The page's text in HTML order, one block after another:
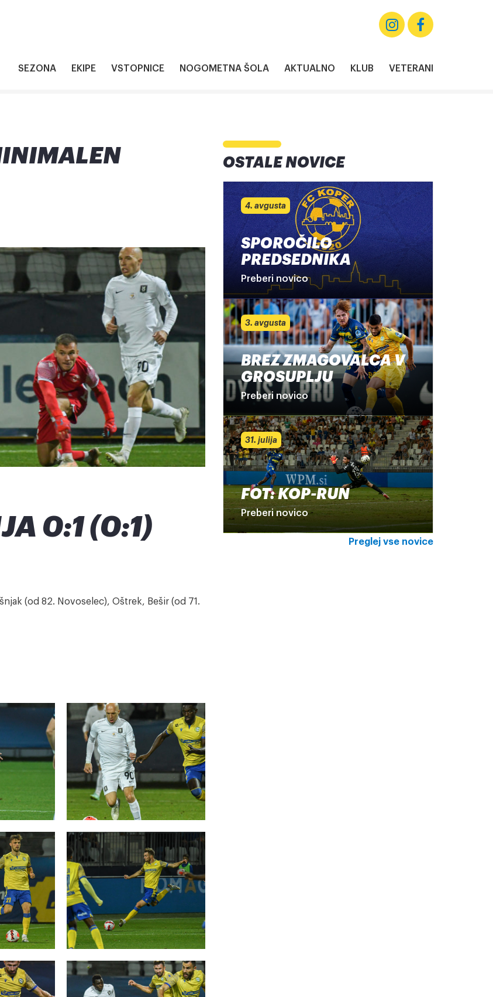
SEZONA EKIPE VSTOPNICE NOGOMETNA ŠOLA AKTUALNO KLUB VETERANI
0:1 (0:1)
(od 82. Novoselec), Oštrek, Bešir (od 71.
OSTALE NOVICE
4. avgusta
SPOROČILO
PREDSEDNIKA
Preberi novico
3. avgusta
BREZ ZMAGOVALCA V
GROSUPLJU
Preberi novico
31. julija
FOT: KOP-RUN
Preberi novico
Preglej vse novice